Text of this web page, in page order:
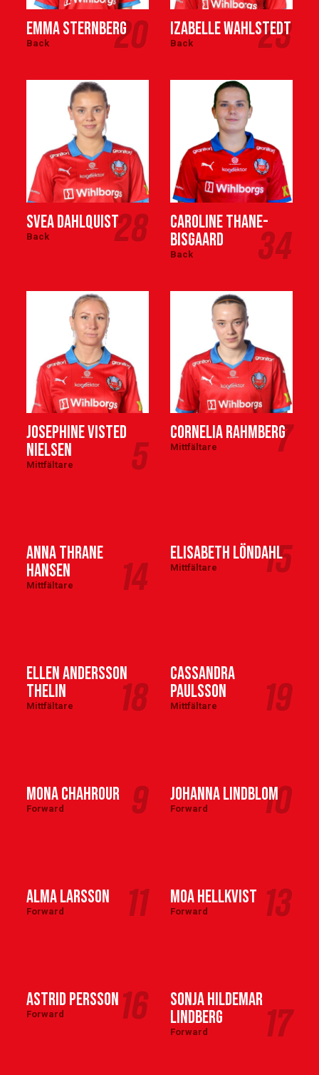
Emma Sternberg20
Back
Izabelle Wahlstedt
23
Back
Svea Dahlquist28
Back
Caroline Thane-
Bisgaard
34
Back
Josephine Visted
Nielsen
5
Mittfältare
Cornelia Rahmberg7
Mittfältare
Anna Thrane
Hansen
14
Mittfältare
Elisabeth Löndahl
15
Mittfältare
Ellen Andersson
Thelin
18
Mittfältare
Cassandra
Paulsson
19
Mittfältare
Mona Chahrour 9
Forward
Johanna Lindblom10
Forward
Alma Larsson 11
Forward
Moa Hellkvist 13
Forward
Astrid Persson 16
Forward
Sonja Hildemar
Lindberg
17
Forward